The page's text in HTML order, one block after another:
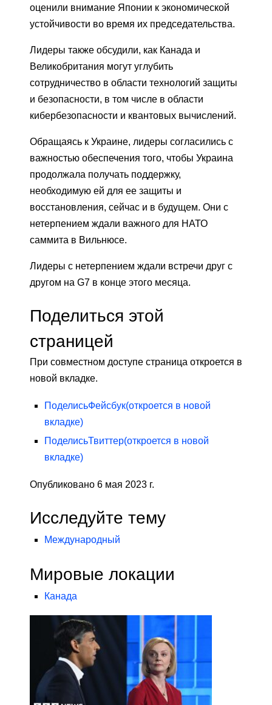
оценили внимание Японии к экономической
устойчивости во время их председательства.
Лидеры также обсудили, как Канада и
Великобритания могут углубить
сотрудничество в области технологий защиты
и безопасности, в том числе в области
кибербезопасности и квантовых вычислений.
Обращаясь к Украине, лидеры согласились с
важностью обеспечения того, чтобы Украина
продолжала получать поддержку,
необходимую ей для ее защиты и
восстановления, сейчас и в будущем. Они с
нетерпением ждали важного для НАТО
саммита в Вильнюсе.
Лидеры с нетерпением ждали встречи друг с
другом на G7 в конце этого месяца.
Поделиться этой
страницей
При совместном доступе страница откроется в
новой вкладке.
ПоделисьФейсбук(откроется в новой
вкладке)
ПоделисьТвиттер(откроется в новой
вкладке)
Опубликовано 6 мая 2023 г.
Исследуйте тему
Международный
Мировые локации
Канада